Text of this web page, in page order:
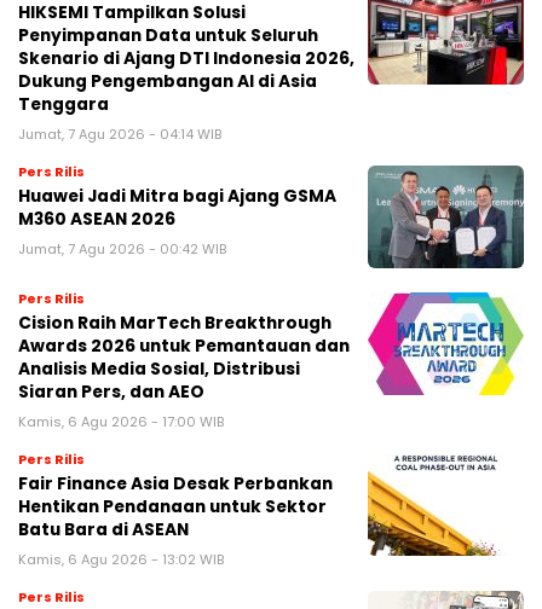
HIKSEMI Tampilkan Solusi
Penyimpanan Data untuk Seluruh
Skenario di Ajang DTI Indonesia 2026,
Dukung Pengembangan AI di Asia
Tenggara
Jumat, 7 Agu 2026 - 04:14 WIB
Pers Rilis
Huawei Jadi Mitra bagi Ajang GSMA
M360 ASEAN 2026
Jumat, 7 Agu 2026 - 00:42 WIB
Pers Rilis
Cision Raih MarTech Breakthrough
Awards 2026 untuk Pemantauan dan
Analisis Media Sosial, Distribusi
Siaran Pers, dan AEO
Kamis, 6 Agu 2026 - 17:00 WIB
Pers Rilis
Fair Finance Asia Desak Perbankan
Hentikan Pendanaan untuk Sektor
Batu Bara di ASEAN
Kamis, 6 Agu 2026 - 13:02 WIB
Pers Rilis